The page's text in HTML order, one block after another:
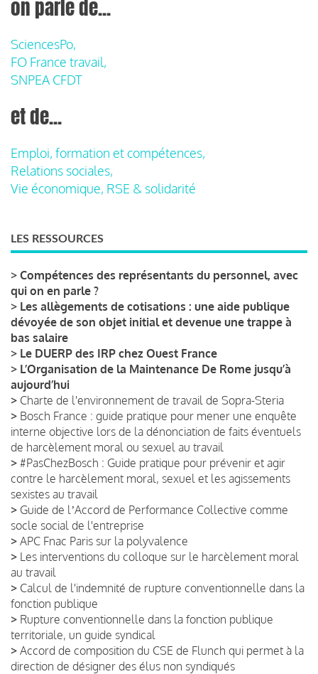
on parle de...
SciencesPo,
FO France travail,
SNPEA CFDT
et de...
Emploi, formation et compétences,
Relations sociales,
Vie économique, RSE & solidarité
LES RESSOURCES
> Compétences des représentants du personnel, avec
qui on en parle ?
> Les allègements de cotisations : une aide publique
dévoyée de son objet initial et devenue une trappe à
bas salaire
> Le DUERP des IRP chez Ouest France
> L’Organisation de la Maintenance De Rome jusqu’à
aujourd’hui
> Charte de l'environnement de travail de Sopra-Steria
> Bosch France : guide pratique pour mener une enquête
interne objective lors de la dénonciation de faits éventuels
de harcèlement moral ou sexuel au travail
> #PasChezBosch : Guide pratique pour prévenir et agir
contre le harcèlement moral, sexuel et les agissements
sexistes au travail
> Guide de lʼAccord de Performance Collective comme
socle social de l'entreprise
> APC Fnac Paris sur la polyvalence
> Les interventions du colloque sur le harcèlement moral
au travail
> Calcul de l'indemnité de rupture conventionnelle dans la
fonction publique
> Rupture conventionnelle dans la fonction publique
territoriale, un guide syndical
> Accord de composition du CSE de Flunch qui permet à la
direction de désigner des élus non syndiqués